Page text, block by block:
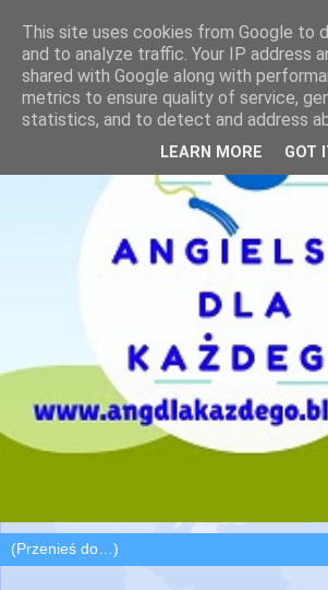
This site uses cookies from Google to
and to analyze traffic. Your IP address
shared with Google along with
metrics to ensure quality of service,
statistics, and to detect and address
LEARN MORE GOT